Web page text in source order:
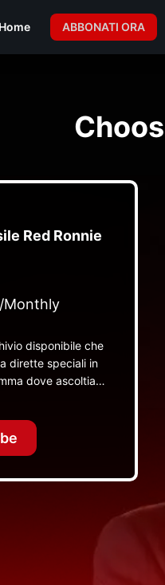
Home ABBONATI ORA
Red Ronnie
/Monthly
disponibile che
dirette speciali in
dove ascoltiamo
altra parte